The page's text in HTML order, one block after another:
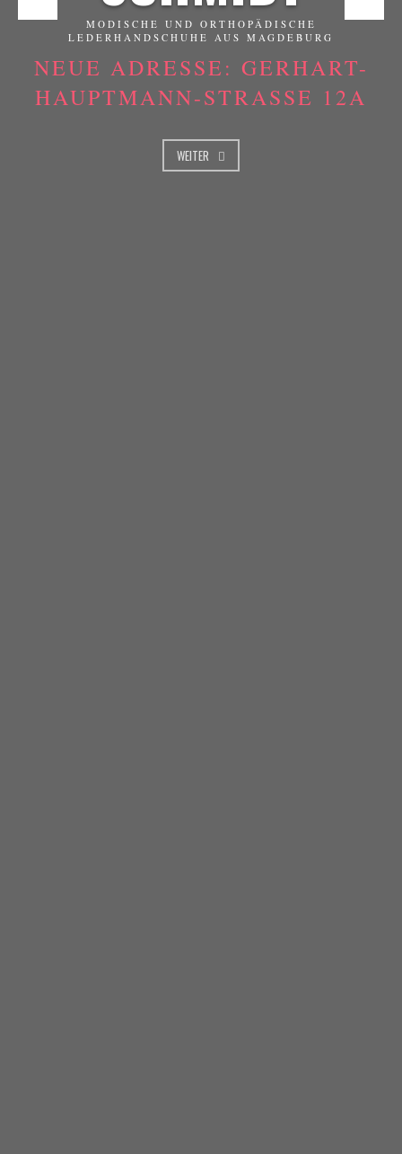
MODISCHE UND ORTHOPÄDISCHE
LEDERHANDSCHUHE AUS MAGDEBURG
NEUE ADRESSE: GERHART-
HAUPTMANN-STRASSE 12A
WEITER